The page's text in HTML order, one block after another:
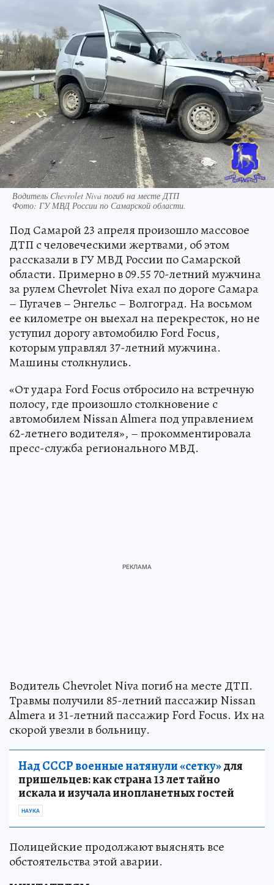
Водитель Chevrolet Niva погиб на месте ДТП
Фото: ГУ МВД России по Самарской области.
Под Самарой 23 апреля произошло массовое
ДТП с человеческими жертвами, об этом
рассказали в ГУ МВД России по Самарской
области. Примерно в 09.55 70-летний мужчина
за рулем Chevrolet Niva ехал по дороге Самара
– Пугачев – Энгельс – Волгоград. На восьмом
ее километре он выехал на перекресток, но не
уступил дорогу автомобилю Ford Focus,
которым управлял 37-летний мужчина.
Машины столкнулись.
«От удара Ford Focus отбросило на встречную
полосу, где произошло столкновение с
автомобилем Nissan Almera под управлением
62-летнего водителя», – прокомментировала
пресс-служба регионального МВД.
Водитель Chevrolet Niva погиб на месте ДТП.
Травмы получили 85-летний пассажир Nissan
Almera и 31-летний пассажир Ford Focus. Их на
скорой увезли в больницу.
Над СССР военные натянули «сетку»для
пришельцев: как страна 13 лет тайно
искала и изучала инопланетных гостей
НАУКА
Полицейские продолжают выяснять все
обстоятельства этой аварии.